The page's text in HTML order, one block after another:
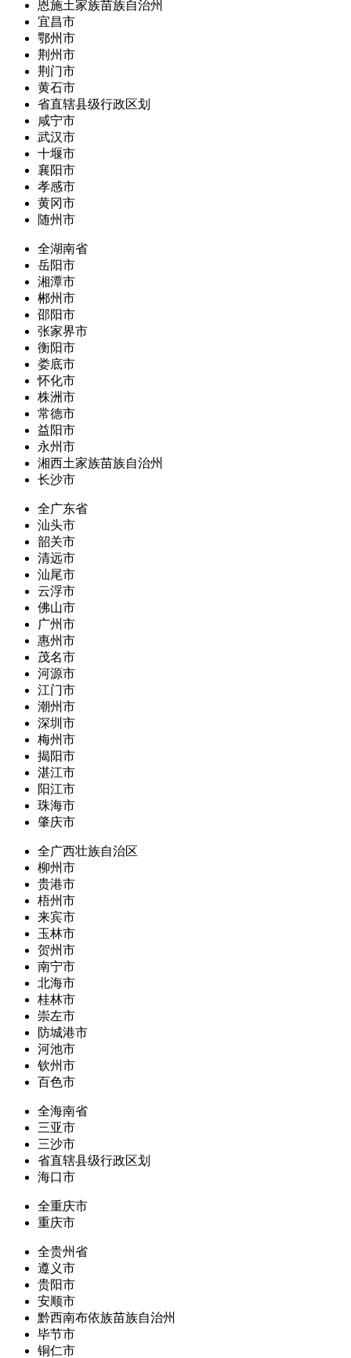
恩施土家族苗族自治州
宜昌市
鄂州市
荆州市
荆门市
黄石市
省直辖县级行政区划
咸宁市
武汉市
十堰市
襄阳市
孝感市
黄冈市
随州市
全湖南省
岳阳市
湘潭市
郴州市
邵阳市
张家界市
衡阳市
娄底市
怀化市
株洲市
常德市
益阳市
永州市
湘西土家族苗族自治州
长沙市
全广东省
汕头市
韶关市
清远市
汕尾市
云浮市
佛山市
广州市
惠州市
茂名市
河源市
江门市
潮州市
深圳市
梅州市
揭阳市
湛江市
阳江市
珠海市
肇庆市
全广西壮族自治区
柳州市
贵港市
梧州市
来宾市
玉林市
贺州市
南宁市
北海市
桂林市
崇左市
防城港市
河池市
钦州市
百色市
全海南省
三亚市
三沙市
省直辖县级行政区划
海口市
全重庆市
重庆市
全贵州省
遵义市
贵阳市
安顺市
黔西南布依族苗族自治州
毕节市
铜仁市